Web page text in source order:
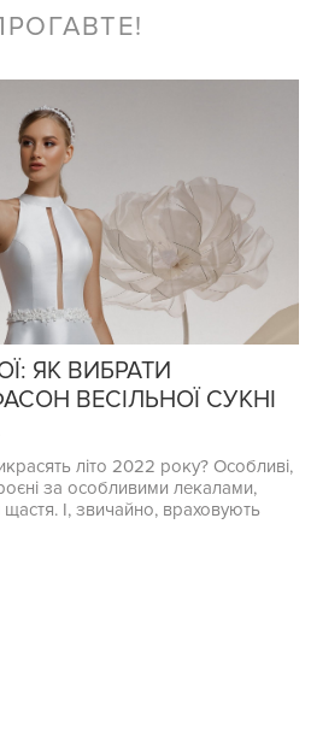
ЯК ВИБРАТИ
ВЕСІЛЬНОЇ СУКНІ
літо 2022 року? Особливі,
за особливими лекалами,
І, звичайно, враховують